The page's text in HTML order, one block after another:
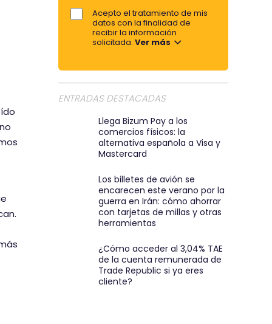
p
o
r
i
l
e
Acepto el tratamiento de mis
datos con la finalidad de
recibir la información
solicitada. Ver más
ENTRADAS DESTACADAS
Llega Bizum Pay a los
comercios físicos: la
alternativa española a Visa y
Mastercard
Los billetes de avión se
encarecen este verano por la
guerra en Irán: cómo ahorrar
con tarjetas de millas y otras
herramientas
¿Cómo acceder al 3,04% TAE
de la cuenta remunerada de
Trade Republic si ya eres
cliente?